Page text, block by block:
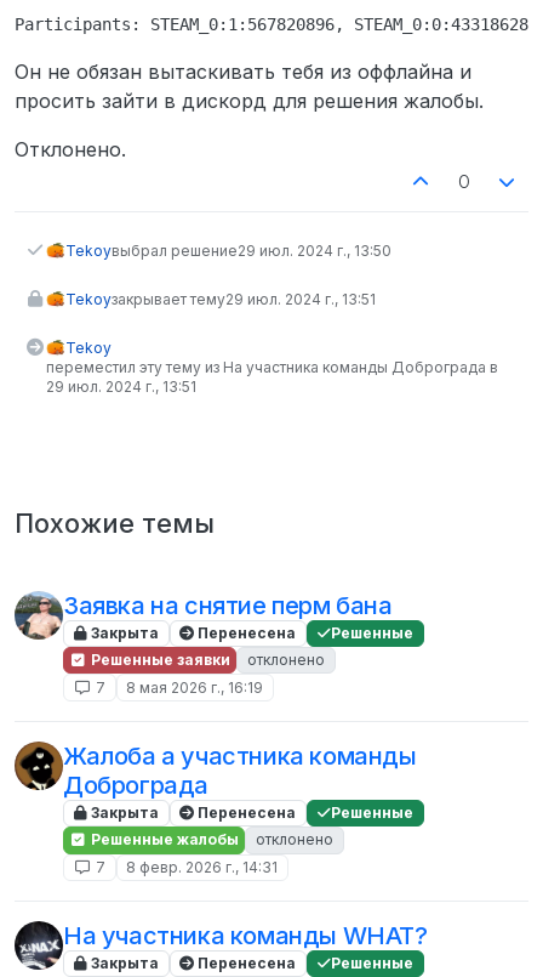
Он не обязан вытаскивать тебя из оффлайна и
просить зайти в дискорд для решения жалобы.
Отклонено.
0
Tekoyвыбрал решение29 июл. 2024 г., 13:50
Tekoyзакрывает тему29 июл. 2024 г., 13:51
Tekoy
переместил эту тему из На участника команды Доброграда в
29 июл. 2024 г., 13:51
Похожие темы
Заявка на снятие перм бана
Закрыта Перенесена
Решенные
Решенные заявки
отклонено
7
8 мая 2026 г., 16:19
Жалоба а участника команды
Доброграда
Закрыта Перенесена
Решенные
Решенные жалобы
отклонено
7
8 февр. 2026 г., 14:31
На участника команды WHAT?
Закрыта Перенесена Решенные